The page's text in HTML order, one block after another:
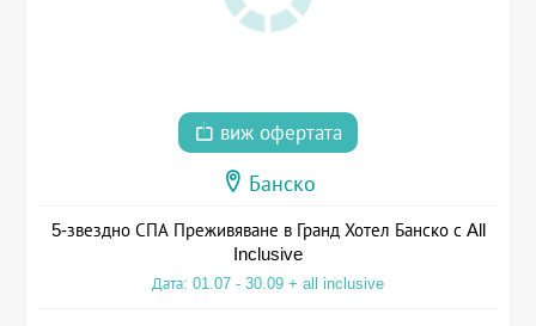
виж офертата
Банско
5-звездно СПА Преживяване в Гранд Хотел Банско с All
Inclusive
Дата: 01.07 - 30.09 + all inclusive